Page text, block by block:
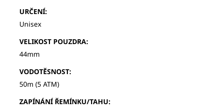
URČENÍ:
Unisex
VELIKOST POUZDRA:
44mm
VODOTĚSNOST:
50m (5 ATM)
ZAPÍNÁNÍ ŘEMÍNKU/TAHU: